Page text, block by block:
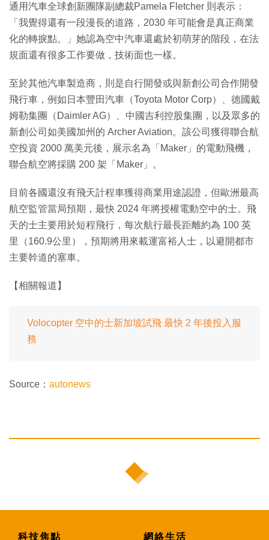
通用汽車全球創新團隊副總裁Pamela Fletcher 則表示：
「我覺得還有一段漫長的道路，2030 年可能會是真正商業
化的轉捩點。」她認為空中汽車還處於初萌芽的階段，在法
規面還有很多工作要做，技術面也一樣。
至於其他汽車製造商，則是自行開發或與新創公司合作開發
飛行車，例如日本豐田汽車（Toyota Motor Corp）、德國戴
姆勒集團（Daimler AG）、中國吉利控股集團，以及眾多的
新創公司如美國加州的 Archer Aviation。該公司獲得聯合航
空投資 2000 萬美元後，展示名為「Maker」的電動飛機，
聯合航空將採購 200 架「Maker」。
目前各國還沒有飛天計程車獲得商業用途認證，但歐洲最高
航空監管當局預期，最快 2024 年將授權電動空中的士。飛
天的士主要用於短程飛行，每次航行最長距離約為 100 英
里（160.9公里），預期將用來載運富裕人士，以避開都市
主要幹道的塞車。
【相關報道】
Volocopter 空中的士新加坡試飛 最快 2 年後投入服
務
Source： autonews
科技焦點 網絡生活